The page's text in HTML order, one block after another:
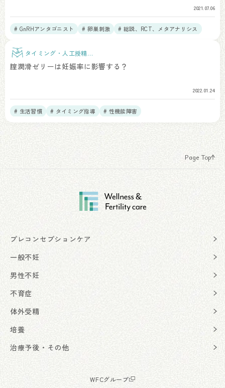
2021.07.06
# GnRHアンタゴニスト # 卵巣刺激 # 総説、RCT、メタアナリシス
タイミング・人工授精治
腟潤滑ゼリーは妊娠率に影響する？
2022.01.24
# 生活習慣 # タイミング指導 # 性機能障害
Page Top
プレコンセプションケア
一般不妊
男性不妊
不育症
体外受精
培養
治療予後・その他
WFCグループ